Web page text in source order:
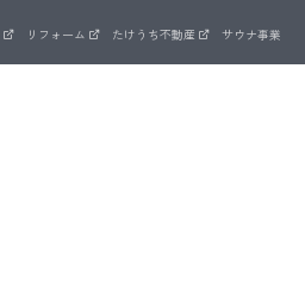
リフォーム たけうち不動産 サウナ事業